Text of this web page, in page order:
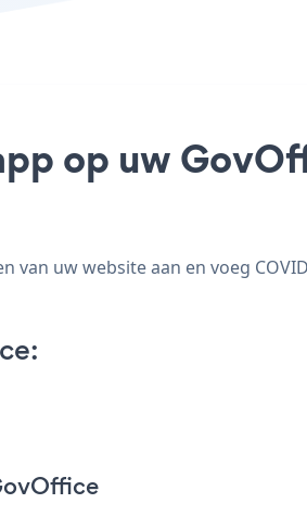
op uw
van uw website aan en voeg